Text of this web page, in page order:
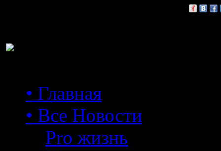
• Главная
• Все Новости
Pro жизнь